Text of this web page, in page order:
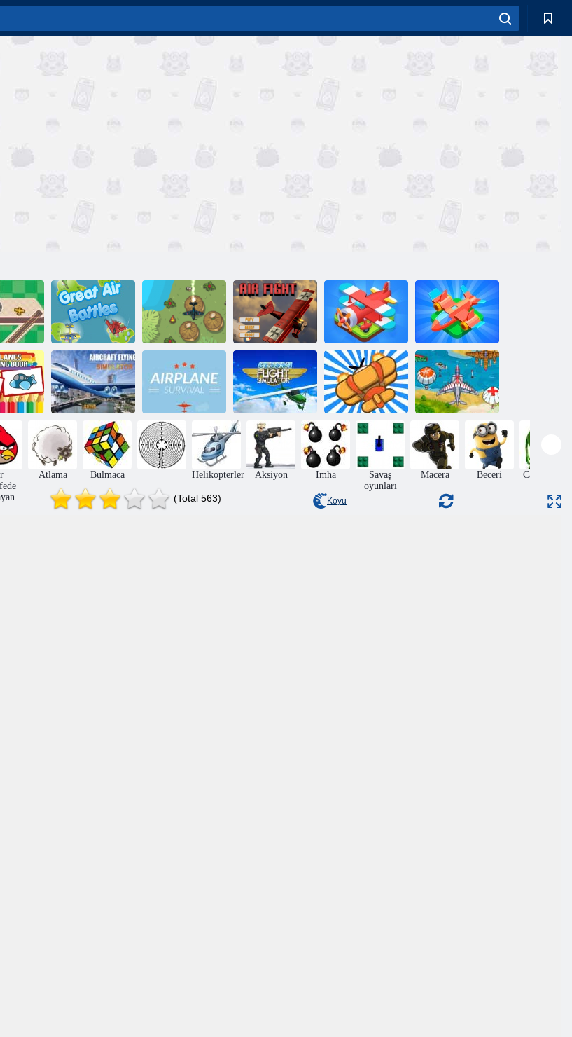
Büyük Hava
Savaşları
Hava Kuvvetleri
Mücadele
Hava Savaşı
Düzlemi
Birleştir
Sonsuz Uçuş
Boyama
Uçak Uçan
Simülatörü
Uçakta Hayatta
Kalma
Cessna Uçuş
Simülatörü
Gökyüzü Savaşı
Hava Kuvvetleri
Saldırısı
Atlama Bulmaca Helikopterler Aksiyon Imha
Savaş
oyunları
Macera Beceri Canavarlar
(Total 563) Koyu